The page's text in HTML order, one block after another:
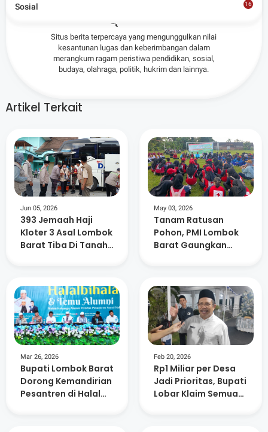
Admin
Situs berita terpercaya yang mengunggulkan nilai
kesantunan lugas dan keberimbangan dalam
merangkum ragam peristiwa pendidikan, sosial,
budaya, olahraga, politik, hukrim dan lainnya.
Artikel Terkait
Jun 05, 2026
393 Jemaah Haji
Kloter 3 Asal Lombok
Barat Tiba Di Tanah
May 03, 2026
Tanam Ratusan
Pohon, PMI Lombok
Barat Gaungkan
Mar 26, 2026
Bupati Lombok Barat
Dorong Kemandirian
Pesantren di Halal
Feb 20, 2026
Rp1 Miliar per Desa
Jadi Prioritas, Bupati
Lobar Klaim Semua
Sosial
16